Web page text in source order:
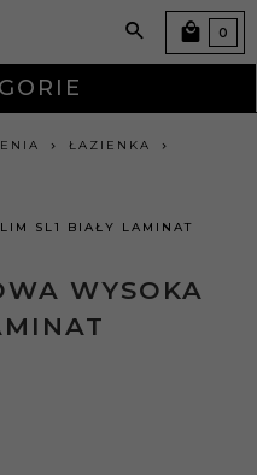
0
ŁAZIENKA
SL1 BIAŁY LAMINAT
WYSOKA